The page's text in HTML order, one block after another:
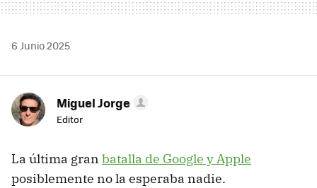
6 Junio 2025
Miguel Jorge
Editor
La última gran batalla de Google y Apple
posiblemente no la esperaba nadie.